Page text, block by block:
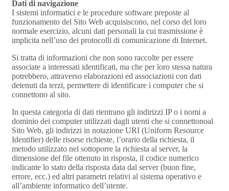
Dati di navigazione
I sistemi informatici e le procedure software preposte al
funzionamento del Sito Web acquisiscono, nel corso del loro
normale esercizio, alcuni dati personali la cui trasmissione è
implicita nell’uso dei protocolli di comunicazione di Internet.
Si tratta di informazioni che non sono raccolte per essere
associate a interessati identificati, ma che per loro stessa natura
potrebbero, attraverso elaborazioni ed associazioni con dati
detenuti da terzi, permettere di identificare i computer che si
connettono al sito.
In questa categoria di dati rientrano gli indirizzi IP o i nomi a
dominio dei computer utilizzati dagli utenti che si connettonoal
Sito Web, gli indirizzi in notazione URI (Uniform Resource
Identifier) delle risorse richieste, l’orario della richiesta, il
metodo utilizzato nel sottoporre la richiesta al server, la
dimensione del file ottenuto in risposta, il codice numerico
indicante lo stato della risposta data dal server (buon fine,
errore, ecc.) ed altri parametri relativi al sistema operativo e
all’ambiente informatico dell’utente.